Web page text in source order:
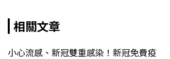
相關文章
小心流感、新冠雙重感染！新冠免費疫